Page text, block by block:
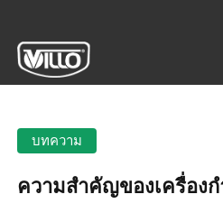
บทความ
ความสำคัญของเครื่อง